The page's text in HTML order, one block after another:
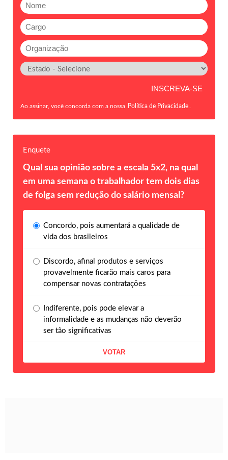
Ao assinar, você concorda com a nossa Política de Privacidade
Enquete
Qual sua opinião sobre a escala 5x2, na qual
em uma semana o trabalhador tem dois dias
de folga sem redução do salário mensal?
Concordo, pois aumentará a qualidade de
vida dos brasileiros
Discordo, afinal produtos e serviços
provavelmente ficarão mais caros para
compensar novas contratações
Indiferente, pois pode elevar a
informalidade e as mudanças não deverão
ser tão significativas